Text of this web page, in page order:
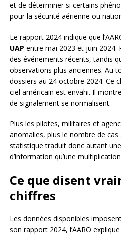
et de déterminer si certains
pour la sécurité aérienne ou
Le rapport 2024 indique que
UAP entre mai 2023 et juin 2024.
des événements récents, tandis
observations plus anciennes. Au
dossiers au 24 octobre 2024. Ce
ciel américain est envahi. Il
de signalement se normalisent.
Plus les pilotes, militaires et
anomalies, plus le nombre de cas
statistique traduit donc autant
d’information qu’une
Ce que disent
chiffres
Les données disponibles
son rapport 2024, l’AARO